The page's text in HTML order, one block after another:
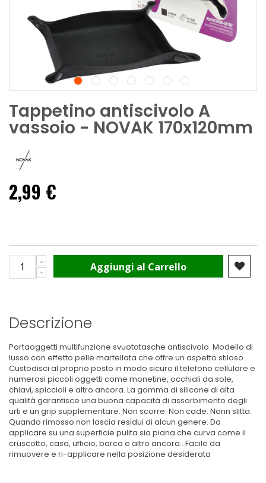
Tappetino antiscivolo A
vassoio - NOVAK 170x120mm
2,99 €
Aggiungi al Carrello
Descrizione
Portaoggetti multifunzione svuotatasche antiscivolo. Modello di
lusso con effetto pelle martellata che offre un aspetto stiloso.
Custodisci al proprio posto in modo sicuro il telefono cellulare e
numerosi piccoli oggetti come monetine, occhiali da sole,
chiavi, spiccioli e altro ancora. La gomma di silicone di alta
qualità garantisce una buona capacità di assorbimento degli
urti e un grip supplementare. Non scorre. Non cade. Nonn slitta.
Quando rimosso non lascia residui di alcun genere. Da
applicare su una superficie pulita sia piana che curva come il
cruscotto, casa, ufficio, barca e altro ancora.. Facile da
rimuovere e ri-applicare nella posizione desiderata